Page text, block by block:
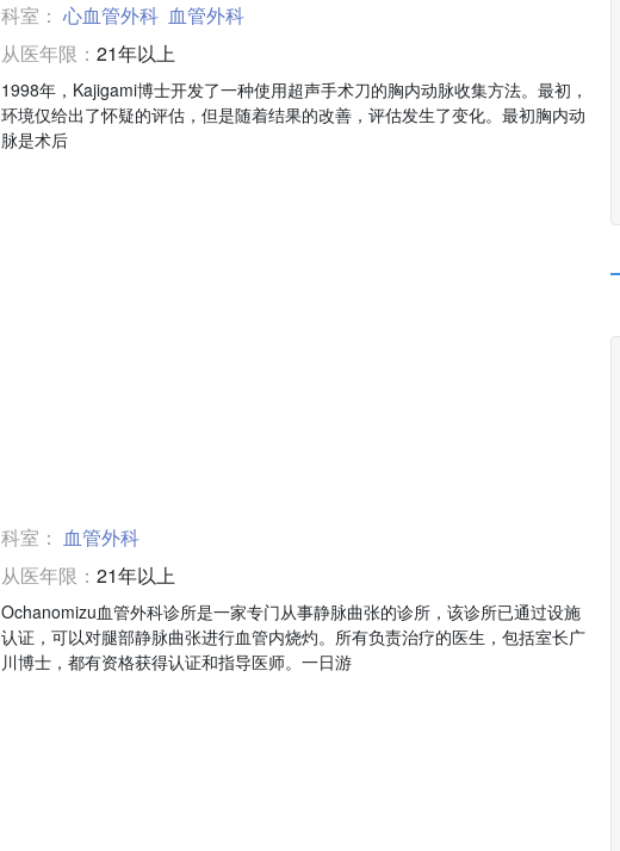
科室： 心血管外科 血管外科
从医年限： 21年以上
1998年，Kajigami博士开发了一种使用超声手术刀的胸内动脉收集方法。最初，
环境仅给出了怀疑的评估，但是随着结果的改善，评估发生了变化。最初胸内动
脉是术后
科室： 血管外科
从医年限： 21年以上
Ochanomizu血管外科诊所是一家专门从事静脉曲张的诊所，该诊所已通过设施
认证，可以对腿部静脉曲张进行血管内烧灼。所有负责治疗的医生，包括室长广
川博士，都有资格获得认证和指导医师。一日游